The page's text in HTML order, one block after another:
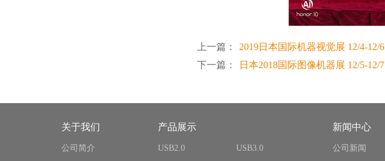
上一篇：
2019日本国际机器视觉展 12/4-12/6
下一篇：
日本2018国际图像机器展 12/5-12/7
关于我们
公司简介
产品展示
USB2.0
USB3.0
新闻中心
公司新闻